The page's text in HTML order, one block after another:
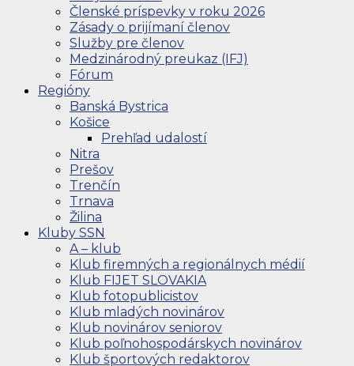
Členské príspevky v roku 2026
Zásady o prijímaní členov
Služby pre členov
Medzinárodný preukaz (IFJ)
Fórum
Regióny
Banská Bystrica
Košice
Prehľad udalostí
Nitra
Prešov
Trenčín
Trnava
Žilina
Kluby SSN
A – klub
Klub firemných a regionálnych médií
Klub FIJET SLOVAKIA
Klub fotopublicistov
Klub mladých novinárov
Klub novinárov seniorov
Klub poľnohospodárskych novinárov
Klub športových redaktorov